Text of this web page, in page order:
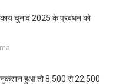
चुनाव 2025 के प्रबंधन को
हुआ तो 8,500 से 22,500